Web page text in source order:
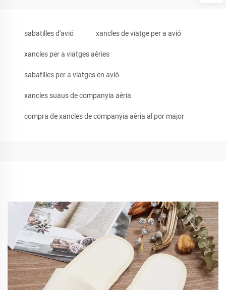
sabatilles d'avió xancles de viatge per a avió
xancles per a viatges aèries
sabatilles per a viatges en avió
xancles suaus de companyia aèria
compra de xancles de companyia aèria al por major